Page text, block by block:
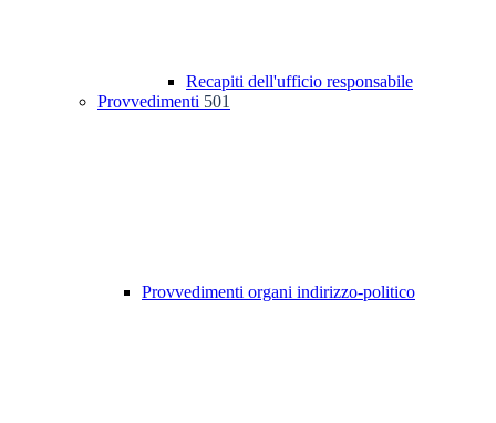
Recapiti dell'ufficio responsabile
Provvedimenti 501
Provvedimenti organi indirizzo-politico